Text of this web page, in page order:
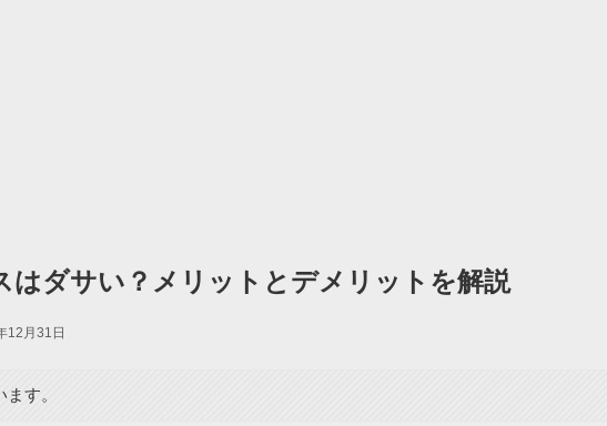
はダサい？メリットとデメリットを解説
12月31日
す。